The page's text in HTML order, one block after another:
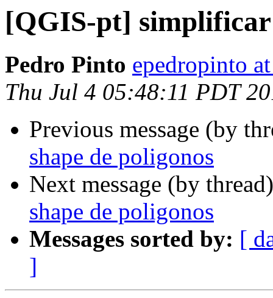
[QGIS-pt] simplificar
Pedro Pinto epedropinto
Thu Jul 4 05:48:11 PDT
Previous message (by
shape de poligonos
Next message (by
shape de poligonos
Messages sorted by: [
]